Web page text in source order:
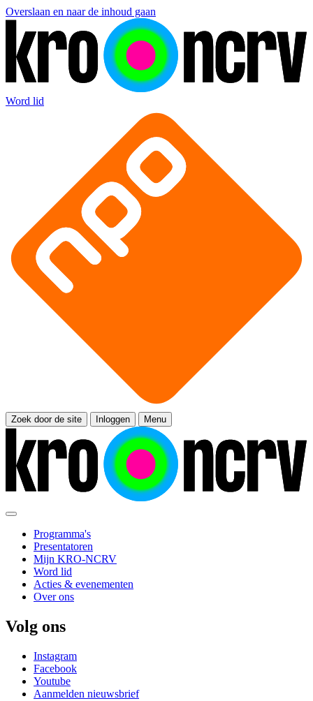
Overslaan en naar de inhoud gaan
Word lid
Zoek door de site Inloggen Menu
Programma's
Presentatoren
Mijn KRO-NCRV
Word lid
Acties & evenementen
Over ons
Volg ons
Instagram
Facebook
Youtube
Aanmelden nieuwsbrief